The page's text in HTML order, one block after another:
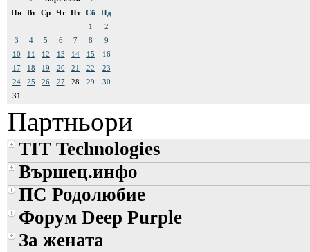
Пн
Вт Ср Чт Пт Сб
Нд
1
2
3
4 5 6 7 8
9
10
11 12 13 14 15
16
17
18 19 20 21 22
23
24
25 26 27 28 29
30
31
Партньори
TIT Technologies
Вършец.инфо
ПС Родолюбие
Форум Deep Purple
За жената